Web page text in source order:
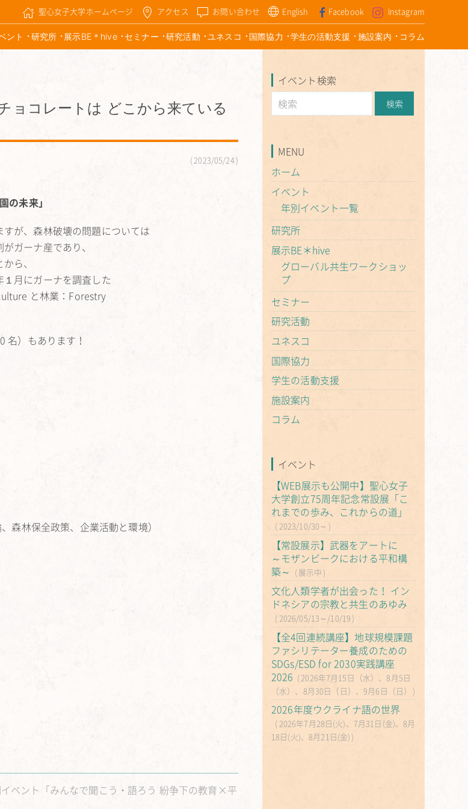
聖心女子大学ホームページ アクセス お問い合わせ English Facebook Instagram
ント 研究所 展示BE＊hive セミナー 研究活動 ユネスコ 国際協力 学生の活動支援 施設案内 コラム
ョコレートは どこから来ている
2023/05/24
の未来」
が、森林破壊の問題については
ガーナ産であり、
ら、
月にガーナを調査した
と林業：Forestry
名）もあります！
森林保全政策、企業活動と環境）
ベント「みんなで聞こう・語ろう 紛争下の教育×平
イベント検索
MENU
ホーム
イベント
年別イベント一覧
研究所
展示BE＊hive
グローバル共生ワークショッ
プ
セミナー
研究活動
ユネスコ
国際協力
学生の活動支援
施設案内
コラム
イベント
【WEB展示も公開中】聖心女子
大学創立75周年記念常設展「こ
れまでの歩み、これからの道」
2023/10/30～
【常設展示】武器をアートに
～モザンビークにおける平和構
築～
展示中
文化人類学者が出会った！ イン
ドネシアの宗教と共生のあゆみ
2026/05/13～/10/19
【全4回連続講座】地球規模課題
ファシリテーター養成のための
SDGs/ESD for 2030実践講座
2026
2026年7月15日（水）、8月5日
（水）、8月30日（日）、9月6日（日）
2026年度ウクライナ語の世界
2026年7月28日(火)、7月31日(金)、8月
18日(火)、8月21日(金)